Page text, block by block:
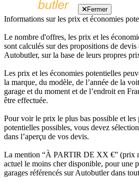
Fermer
Informations sur les prix et économies
Le nombre d'offres, les prix et les
sont calculés sur des propositions de devis
Autobutler, sur la base de leurs propres
Les prix et les économies potentielles
la marque, du modèle, de l’année de la
garage et du moment et de l’endroit en
être effectuée.
Pour voir le prix le plus bas possible et les
potentielles possibles, vous devez
dans l’aperçu de vos devis.
La mention “À PARTIR DE XX €” (prix
actuel le moins cher disponible, pour une
garages référencés sur Autobutler dans